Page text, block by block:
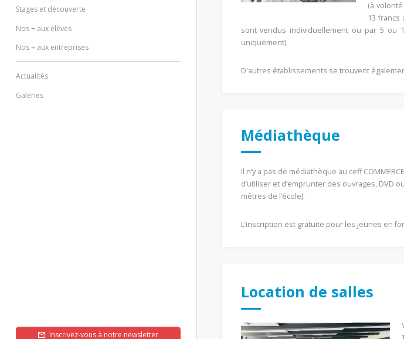
(à
13 francs
sont vendus individuellement ou par 5 ou
uniquement).
D'autres établissements se trouvent
Médiathèque
Il n’y a pas de médiathèque au ceff
d’utiliser et d’emprunter des ouvrages, DVD
mètres de l’école).
L’inscription est gratuite pour les jeunes en
Location de salles
Stages et découverte
Nos + aux élèves
Nos + aux entreprises
Actualités
Galeries
Inscrivez-vous à notre newsletter